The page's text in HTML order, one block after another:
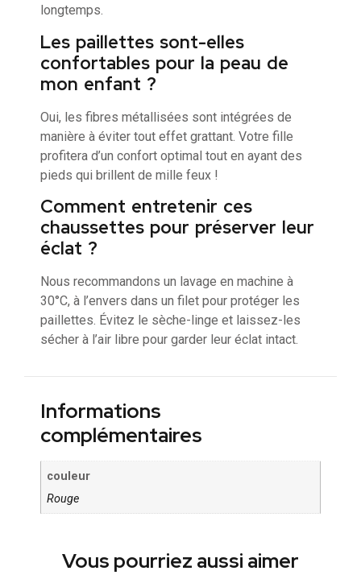
longtemps.
Les paillettes sont-elles
confortables pour la peau de
mon enfant ?
Oui, les fibres métallisées sont intégrées de
manière à éviter tout effet grattant. Votre fille
profitera d’un confort optimal tout en ayant des
pieds qui brillent de mille feux !
Comment entretenir ces
chaussettes pour préserver leur
éclat ?
Nous recommandons un lavage en machine à
30°C, à l’envers dans un filet pour protéger les
paillettes. Évitez le sèche-linge et laissez-les
sécher à l’air libre pour garder leur éclat intact.
Informations
complémentaires
couleur
Rouge
Vous pourriez aussi aimer